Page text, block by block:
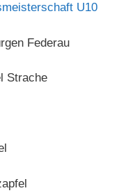
U10
Federau
Strache